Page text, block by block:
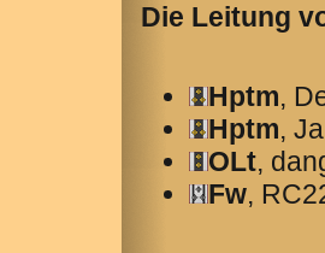
Die Leitung
Hptm,
Hptm,
OLt,
Fw,